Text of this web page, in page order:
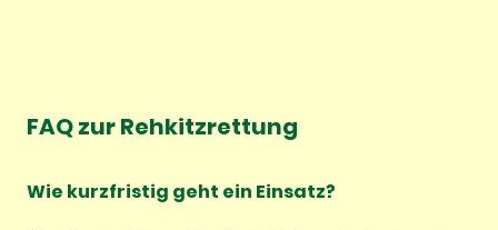
FAQ zur Rehkitzrettung
Wie kurzfristig geht ein Einsatz?